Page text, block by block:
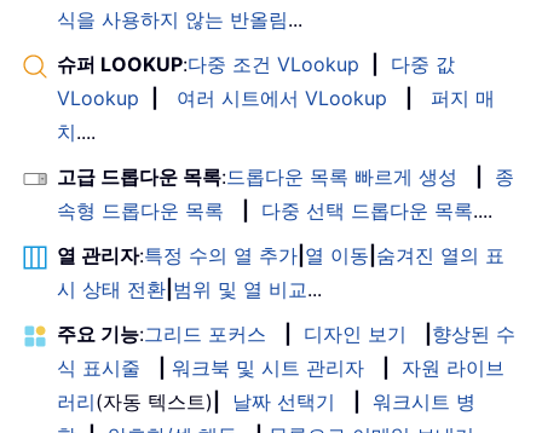
식을 사용하지 않는 반올림...
슈퍼 LOOKUP:다중 조건 VLookup
다중 값
VLookup
여러 시트에서 VLookup
퍼지 매
치....
고급 드롭다운 목록:드롭다운 목록 빠르게 생성
종
속형 드롭다운 목록
다중 선택 드롭다운 목록....
열 관리자:특정 수의 열 추가 열 이동 숨겨진 열의 표
시 상태 전환 범위 및 열 비교...
주요 기능:그리드 포커스 디자인 보기
향상된 수
식 표시줄
워크북 및 시트 관리자
자원 라이브
러리(자동 텍스트) 날짜 선택기
워크시트 병